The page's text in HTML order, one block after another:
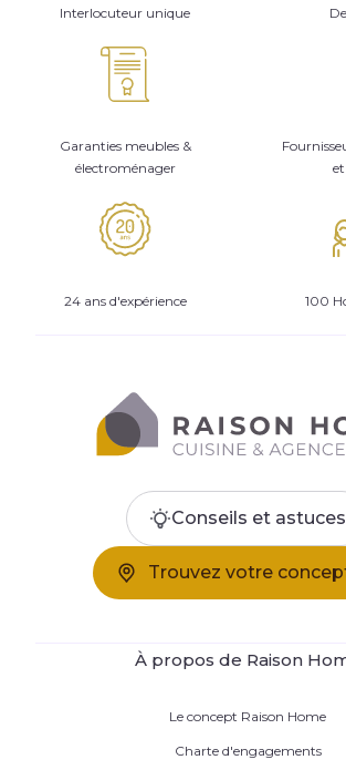
Interlocuteur unique
Garanties meubles &
électroménager
24 ans d'expérience 100
Conseils et astuces
Trouvez votre
À propos de Raison
Le concept Raison Home
Charte d'engagements